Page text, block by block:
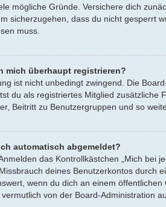
mögliche Gründe. Versichere dich
sicherzugehen, dass du nicht gesperrt
muss.
mich überhaupt registrieren?
ist nicht unbedingt zwingend. Die
du als registriertes Mitglied zusätzliche
Beitritt zu Benutzergruppen und so
automatisch abgemeldet?
das Kontrollkästchen „Mich bei
deines Benutzerkontos durch
wenn du dich an einem
von der Board-Administration